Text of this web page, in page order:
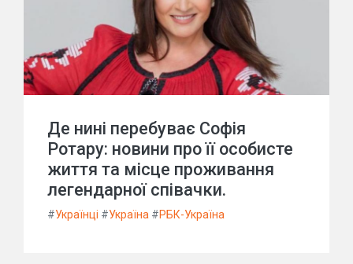
Де нині перебуває Софія
Ротару: новини про її особисте
життя та місце проживання
легендарної співачки.
#Українці #Україна #РБК-Україна